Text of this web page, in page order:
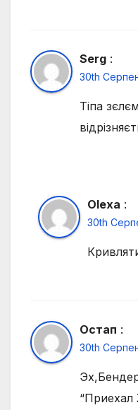
Serg :
30th
Тіпа
Olexa :
30th
Остап :
30th